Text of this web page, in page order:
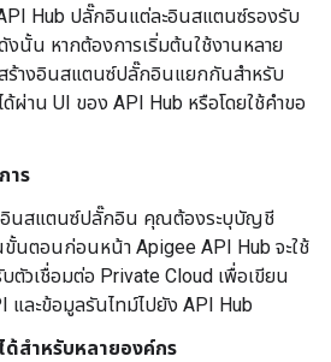
Hub ปลั๊กอินแต่ละอินสแตนซ์รองรับ
งนั้น หากต้องการเริ่มต้นใช้งานหลาย
ร้างอินสแตนซ์ปลั๊กอินแยกกันสำหรับ
ผ่าน UI ของ API Hub หรือโดยใช้คำขอ
าร
งอินสแตนซ์ปลั๊กอิน คุณต้องระบุบัญชี
ขั้นตอนก่อนหน้า Apigee API Hub จะใช้
วเชื่อมต่อ Private Cloud เพื่อเขียน
และข้อมูลรันไทม์ไปยัง API Hub
ด้สำหรับหลายองค์กร